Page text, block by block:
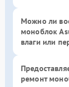
Можно ли
моноблок
влаги или
ремонт